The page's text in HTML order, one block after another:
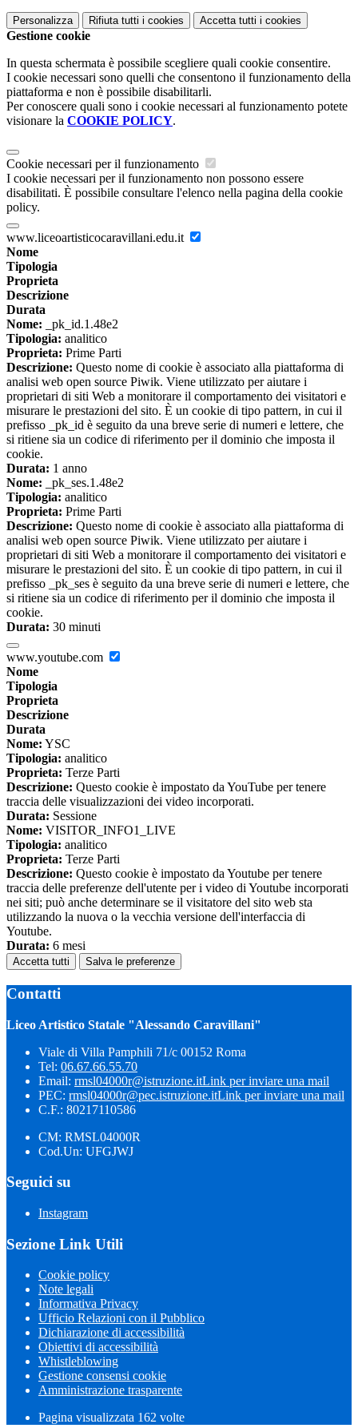
Personalizza Rifiuta tutti i cookies Accetta tutti i cookies
Gestione cookie
In questa schermata è possibile scegliere quali cookie consentire.
I cookie necessari sono quelli che consentono il funzionamento della
piattaforma e non è possibile disabilitarli.
Per conoscere quali sono i cookie necessari al funzionamento potete
visionare la COOKIE POLICY.
Cookie necessari per il funzionamento
I cookie necessari per il funzionamento non possono essere
disabilitati. È possibile consultare l'elenco nella pagina della cookie
policy.
www.liceoartisticocaravillani.edu.it
Nome
Tipologia
Proprieta
Descrizione
Durata
Nome: _pk_id.1.48e2
Tipologia: analitico
Proprieta: Prime Parti
Descrizione: Questo nome di cookie è associato alla piattaforma di
analisi web open source Piwik. Viene utilizzato per aiutare i
proprietari di siti Web a monitorare il comportamento dei visitatori e
misurare le prestazioni del sito. È un cookie di tipo pattern, in cui il
prefisso _pk_id è seguito da una breve serie di numeri e lettere, che
si ritiene sia un codice di riferimento per il dominio che imposta il
cookie.
Durata: 1 anno
Nome: _pk_ses.1.48e2
Tipologia: analitico
Proprieta: Prime Parti
Descrizione: Questo nome di cookie è associato alla piattaforma di
analisi web open source Piwik. Viene utilizzato per aiutare i
proprietari di siti Web a monitorare il comportamento dei visitatori e
misurare le prestazioni del sito. È un cookie di tipo pattern, in cui il
prefisso _pk_ses è seguito da una breve serie di numeri e lettere, che
si ritiene sia un codice di riferimento per il dominio che imposta il
cookie.
Durata: 30 minuti
www.youtube.com
Nome
Tipologia
Proprieta
Descrizione
Durata
Nome: YSC
Tipologia: analitico
Proprieta: Terze Parti
Descrizione: Questo cookie è impostato da YouTube per tenere
traccia delle visualizzazioni dei video incorporati.
Durata: Sessione
Nome: VISITOR_INFO1_LIVE
Tipologia: analitico
Proprieta: Terze Parti
Descrizione: Questo cookie è impostato da Youtube per tenere
traccia delle preferenze dell'utente per i video di Youtube incorporati
nei siti; può anche determinare se il visitatore del sito web sta
utilizzando la nuova o la vecchia versione dell'interfaccia di
Youtube.
Durata: 6 mesi
Accetta tutti Salva le preferenze
Contatti
Liceo Artistico Statale "Alessando Caravillani"
Viale di Villa Pamphili 71/c 00152 Roma
Tel: 06.67.66.55.70
Email: rmsl04000r@istruzione.itLink per inviare una mail
PEC: rmsl04000r@pec.istruzione.itLink per inviare una mail
C.F.: 80217110586
CM: RMSL04000R
Cod.Un: UFGJWJ
Seguici su
Instagram
Sezione Link Utili
Cookie policy
Note legali
Informativa Privacy
Ufficio Relazioni con il Pubblico
Dichiarazione di accessibilità
Obiettivi di accessibilità
Whistleblowing
Gestione consensi cookie
Amministrazione trasparente
Pagina visualizzata 162 volte